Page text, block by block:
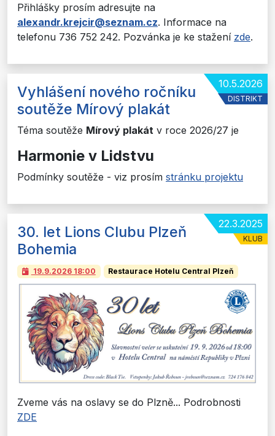
Přihlášky prosím adresujte na
alexandr.krejcir@seznam.cz. Informace na
telefonu 736 752 242. Pozvánka je ke stažení zde.
10.5.2026
DISTRIKT
Vyhlášení nového ročníku
soutěže Mírový plakát
Téma soutěže Mírový plakát v roce 2026/27 je
Harmonie v Lidstvu
Podmínky soutěže - viz prosím stránku projektu
22.3.2025
KLUB
30. let Lions Clubu Plzeň
Bohemia
19.9.2026 18:00 Restaurace Hotelu Central Plzeň
Zveme vás na oslavy se do Plzně... Podrobnosti
ZDE